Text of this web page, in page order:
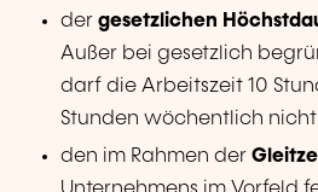
dergesetzlichen
Außer bei gesetzlich
darf die Arbeitszeit 10
Stunden wöchentlich
den im Rahmen der